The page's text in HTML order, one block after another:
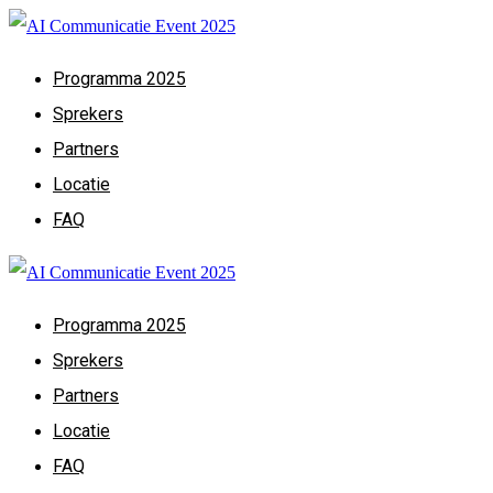
Programma 2025
Sprekers
Partners
Locatie
FAQ
Programma 2025
Sprekers
Partners
Locatie
FAQ